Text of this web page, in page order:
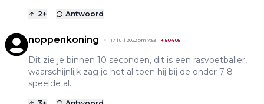
2+ Antwoord
noppenkoning 17 juli 2022 om 7:53 + 50405
Dit zie je binnen 10 seconden, dit is een rasvoetballer,
waarschijnlijk zag je het al toen hij bij de onder 7-8
speelde al.